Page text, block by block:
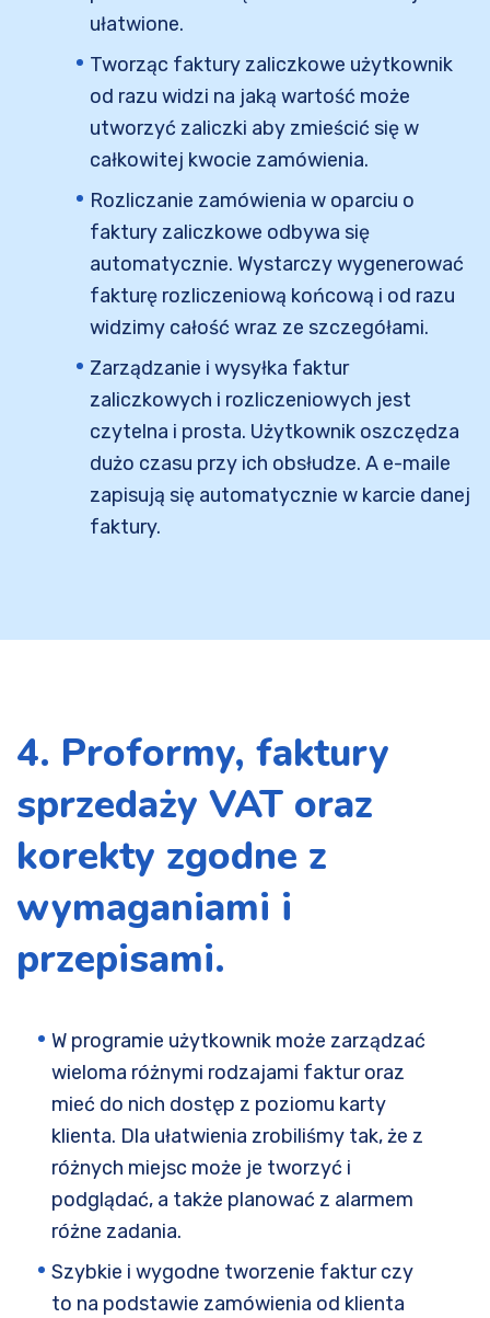
ułatwione.
Tworząc faktury zaliczkowe użytkownik
od razu widzi na jaką wartość może
utworzyć zaliczki aby zmieścić się w
całkowitej kwocie zamówienia.
Rozliczanie zamówienia w oparciu o
faktury zaliczkowe odbywa się
automatycznie. Wystarczy wygenerować
fakturę rozliczeniową końcową i od razu
widzimy całość wraz ze szczegółami.
Zarządzanie i wysyłka faktur
zaliczkowych i rozliczeniowych jest
czytelna i prosta. Użytkownik oszczędza
dużo czasu przy ich obsłudze. A e-maile
zapisują się automatycznie w karcie danej
faktury.
4. Proformy, faktury
sprzedaży VAT oraz
korekty zgodne z
wymaganiami i
przepisami.
W programie użytkownik może zarządzać
wieloma różnymi rodzajami faktur oraz
mieć do nich dostęp z poziomu karty
klienta. Dla ułatwienia zrobiliśmy tak, że z
różnych miejsc może je tworzyć i
podglądać, a także planować z alarmem
różne zadania.
Szybkie i wygodne tworzenie faktur czy
to na podstawie zamówienia od klienta